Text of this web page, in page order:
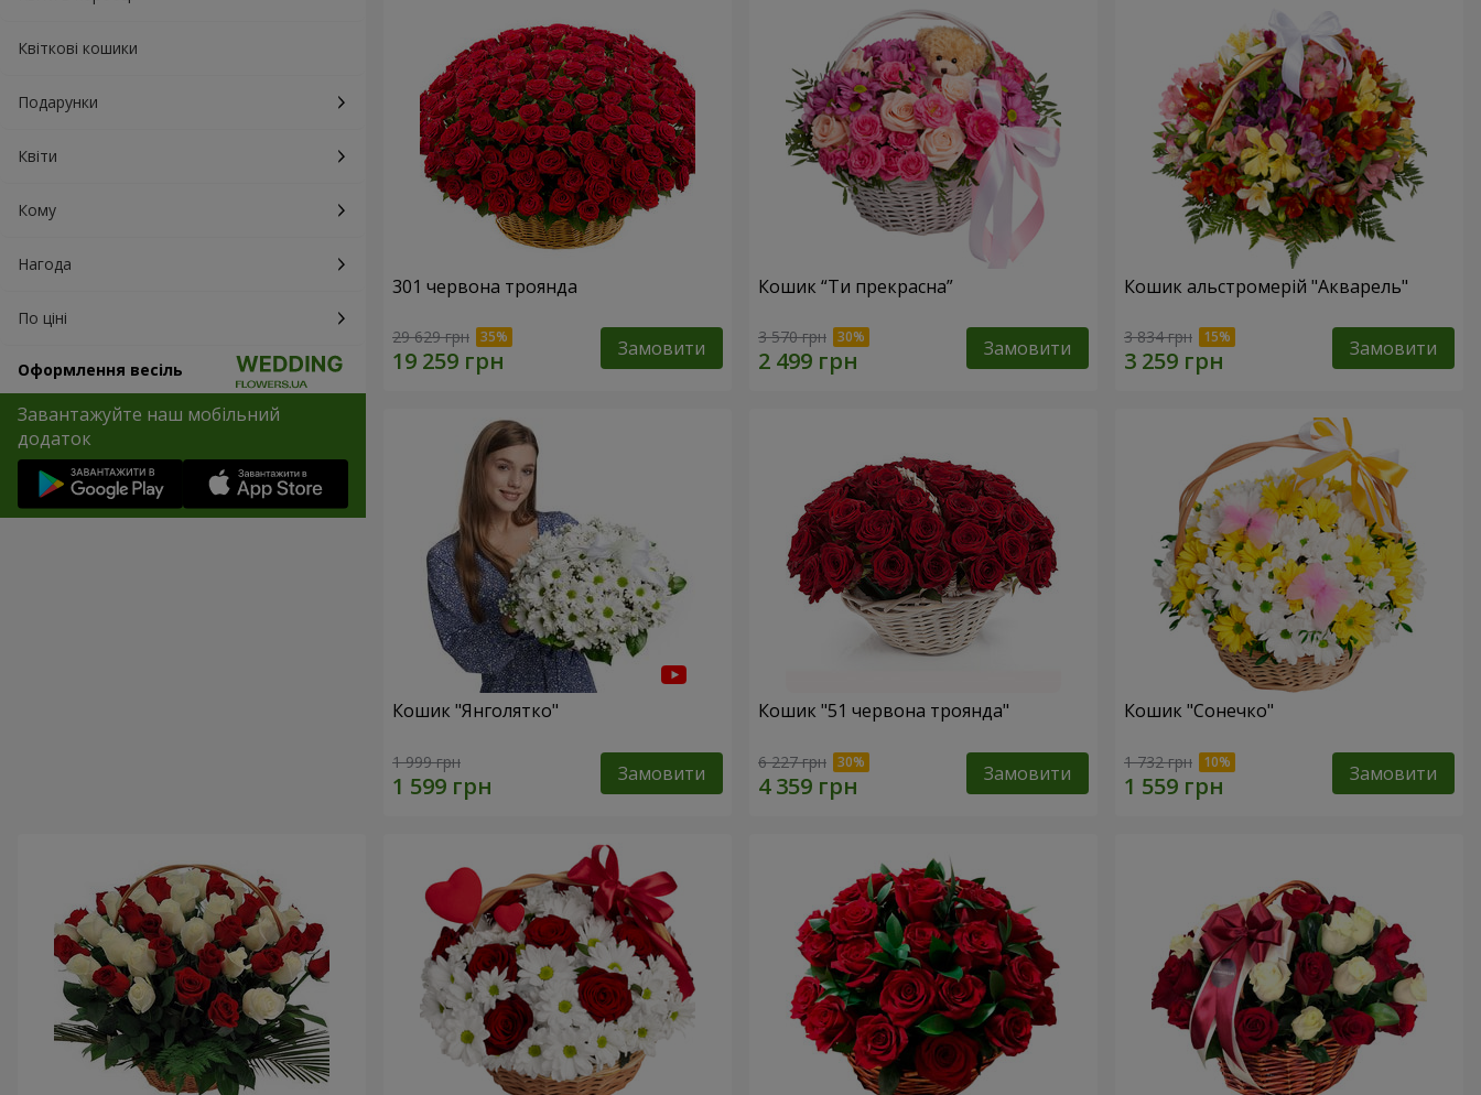
Квіткові кошики
Подарунки
Квіти
Кому
Нагода
По ціні
Оформлення весіль
Завантажуйте наш мобільний
додаток
301 червона троянда
29 629 грн Замовити
Кошик “Ти прекрасна”
3 570 грн Замовити
Кошик альстромерій "Акварель"
3 834 грн Замовити
Кошик "Янголятко"
1 999 грн Замовити
Кошик "51 червона троянда"
6 227 грн Замовити
Кошик "Сонечко"
1 732 грн Замовити